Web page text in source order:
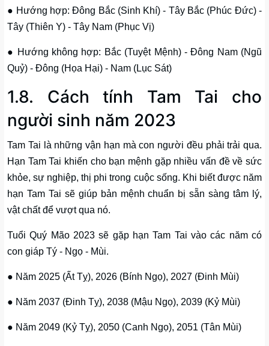
● Hướng hợp: Đông Bắc (Sinh Khí) - Tây Bắc (Phúc Đức) -
Tây (Thiên Y) - Tây Nam (Phục Vị)
● Hướng không hợp: Bắc (Tuyệt Mệnh) - Đông Nam (Ngũ
Quỷ) - Đông (Họa Hại) - Nam (Lục Sát)
1.8. Cách tính Tam Tai cho
người sinh năm 2023
Tam Tai là những vận hạn mà con người đều phải trải qua.
Hạn Tam Tai khiến cho bạn mệnh gặp nhiều vấn đề về sức
khỏe, sự nghiệp, thị phi trong cuộc sống. Khi biết được năm
hạn Tam Tai sẽ giúp bản mệnh chuẩn bị sẵn sàng tâm lý,
vật chất để vượt qua nó.
Tuổi Quý Mão 2023 sẽ gặp hạn Tam Tai vào các năm có
con giáp Tý - Ngọ - Mùi.
● Năm 2025 (Ất Tỵ), 2026 (Bính Ngọ), 2027 (Đinh Mùi)
● Năm 2037 (Đinh Tỵ), 2038 (Mậu Ngọ), 2039 (Kỷ Mùi)
● Năm 2049 (Kỷ Tỵ), 2050 (Canh Ngọ), 2051 (Tân Mùi)